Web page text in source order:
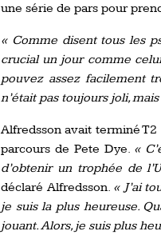
une série de pars pour
« Comme disent tous les
crucial un jour comme
pouvez assez facilement
n’était pas toujours joli,
Alfredsson avait terminé
parcours de Pete Dye. «
d’obtenir un trophée de
déclaré Alfredsson. « J’ai
je suis la plus heureuse.
jouant. Alors, je suis plus